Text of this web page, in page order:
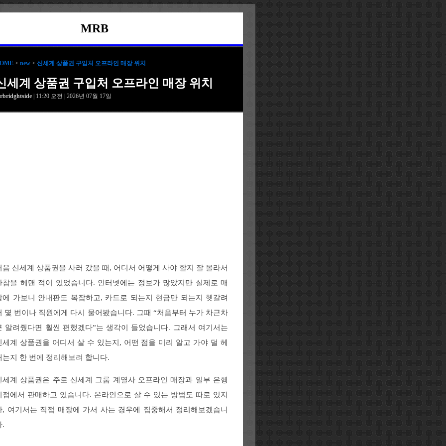
MRB
> new > 신세계 상품권 구입처 오프라인 매장 위치
세계 상품권 구입처 오프라인 매장 위치
| 11:20 오전 | 2026년 07월 17일
음 신세계 상품권을 사러 갔을 때, 어디서 어떻게 사야 할지 잘 몰라서
참을 헤맨 적이 있었습니다. 인터넷에는 정보가 많았지만 실제로 매
에 가보니 안내판도 복잡하고, 카드로 되는지 현금만 되는지 헷갈려
몇 번이나 직원에게 다시 물어봤습니다. 그때 “처음부터 누가 차근차
알려줬다면 훨씬 편했겠다”는 생각이 들었습니다. 그래서 여기서는
세계 상품권을 어디서 살 수 있는지, 어떤 점을 미리 알고 가야 덜 헤
는지 한 번에 정리해보려 합니다.
세계 상품권은 주로 신세계 그룹 계열사 오프라인 매장과 일부 은행
점에서 판매하고 있습니다. 온라인으로 살 수 있는 방법도 따로 있지
, 여기서는 직접 매장에 가서 사는 경우에 집중해서 정리해보겠습니
.